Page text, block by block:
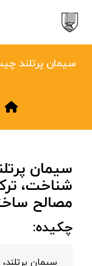
سیمان پرتلند
سیمان
شناخت،
مصالح
چکیده:
سیمان